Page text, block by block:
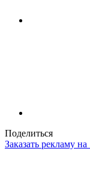
Поделиться
Заказать рекламу